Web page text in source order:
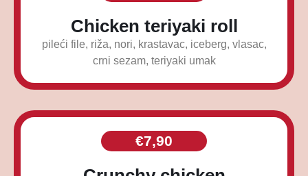
Chicken teriyaki roll
pileći file, riža, nori, krastavac, iceberg, vlasac,
crni sezam, teriyaki umak
€7,90